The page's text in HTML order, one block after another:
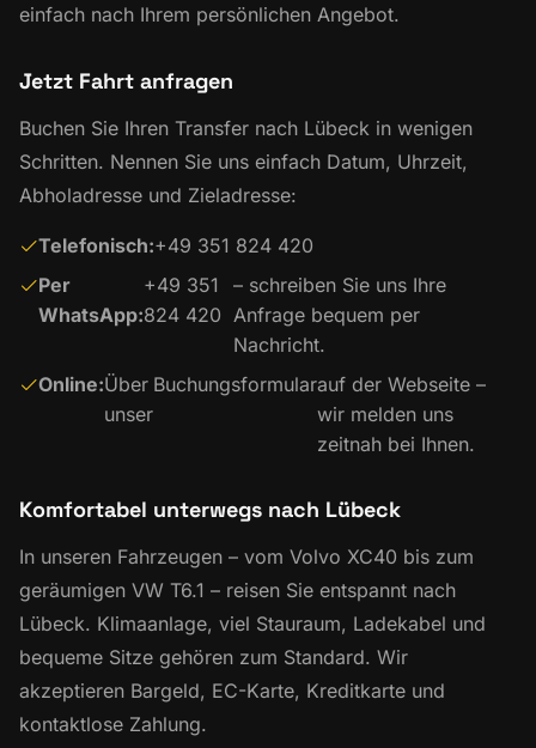
einfach nach Ihrem persönlichen Angebot.
Jetzt Fahrt anfragen
Buchen Sie Ihren Transfer nach Lübeck in wenigen
Schritten. Nennen Sie uns einfach Datum, Uhrzeit,
Abholadresse und Zieladresse:
Telefonisch:+49 351 824 420
Per
WhatsApp:
+49 351
824 420
– schreiben Sie uns Ihre
Anfrage bequem per
Nachricht.
Online:Über
unser
Buchungsformularauf der Webseite –
wir melden uns
zeitnah bei Ihnen.
Komfortabel unterwegs nach Lübeck
In unseren Fahrzeugen – vom Volvo XC40 bis zum
geräumigen VW T6.1 – reisen Sie entspannt nach
Lübeck. Klimaanlage, viel Stauraum, Ladekabel und
bequeme Sitze gehören zum Standard. Wir
akzeptieren Bargeld, EC-Karte, Kreditkarte und
kontaktlose Zahlung.